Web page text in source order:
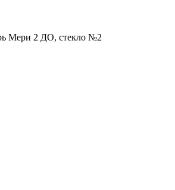
Мери 2 ДО, стекло №2